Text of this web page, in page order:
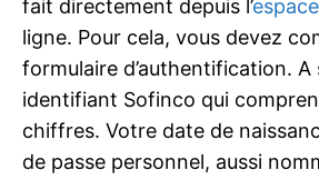
fait directement depuis l’
ligne. Pour cela, vous devez
formulaire d’authentification.
identifiant Sofinco qui
chiffres. Votre date de
de passe personnel, aussi